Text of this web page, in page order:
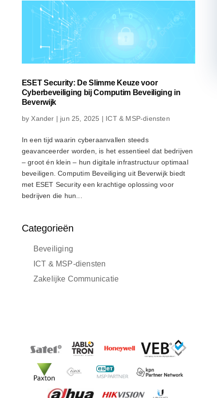
ESET Security: De Slimme Keuze voor
Cyberbeveiliging bij Computim Beveiliging in
Beverwijk
byXander | jun 25, 2025 | ICT & MSP-diensten
In een tijd waarin cyberaanvallen steeds
geavanceerder worden, is het essentieel dat bedrijven
– groot én klein – hun digitale infrastructuur optimaal
beveiligen. Computim Beveiliging uit Beverwijk biedt
met ESET Security een krachtige oplossing voor
bedrijven die hun...
Categorieën
Beveiliging
ICT & MSP-diensten
Zakelijke Communicatie